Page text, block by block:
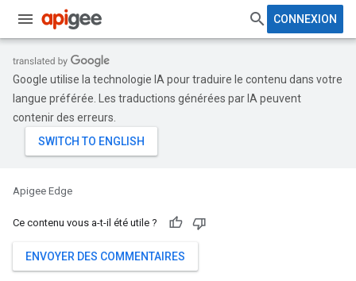
CONNEXION
Google utilise la technologie IA pour traduire le contenu dans votre
langue préférée. Les traductions générées par IA peuvent
contenir des erreurs.
Apigee Edge
Ce contenu vous a-t-il été utile ?
ENVOYER DES COMMENTAIRES